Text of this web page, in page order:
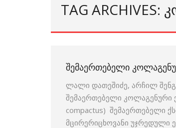
TAG ARCHIVES:
ᲨᲔᲛᲐᲔᲠᲗᲔᲑᲔᲚᲘ
ლალი დათეშიძე, არჩილ
შემაერთებელი კოლაგენური
compactus) შემაერთებელი
მცირერიცხოვანი უჯრედული